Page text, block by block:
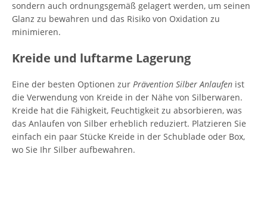
sondern auch ordnungsgemäß gelagert werden, um seinen
Glanz zu bewahren und das Risiko von Oxidation zu
minimieren.
Kreide und luftarme Lagerung
Eine der besten Optionen zur Prävention Silber Anlaufen ist
die Verwendung von Kreide in der Nähe von Silberwaren.
Kreide hat die Fähigkeit, Feuchtigkeit zu absorbieren, was
das Anlaufen von Silber erheblich reduziert. Platzieren Sie
einfach ein paar Stücke Kreide in der Schublade oder Box,
wo Sie Ihr Silber aufbewahren.